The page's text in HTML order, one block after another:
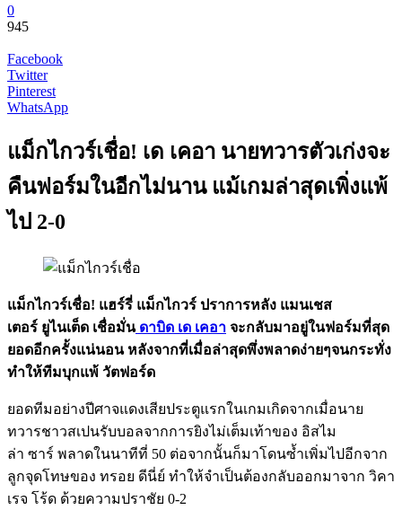
0
945
Facebook
Twitter
Pinterest
WhatsApp
แม็กไกวร์เชื่อ! เด เคอา นายทวารตัวเก่งจะ
คืนฟอร์มในอีกไม่นาน แม้เกมล่าสุดเพิ่งแพ้
ไป 2-0
แม็กไกวร์เชื่อ! แฮร์รี่ แม็กไกวร์ ปราการหลัง แมนเชส
เตอร์ ยูไนเต็ด เชื่อมั่นดาบิด เด เคอา จะกลับมาอยู่ในฟอร์มที่สุด
ยอดอีกครั้งแน่นอน หลังจากที่เมื่อล่าสุดพึ่งพลาดง่ายๆจนกระทั่ง
ทำให้ทีมบุกแพ้ วัตฟอร์ด
ยอดทีมอย่างปีศาจแดงเสียประตูแรกในเกมเกิดจากเมื่อนาย
ทวารชาวสเปนรับบอลจากการยิงไม่เต็มเท้าของ อิสไม
ล่า ซาร์ พลาดในนาทีที่ 50 ต่อจากนั้นก็มาโดนซ้ำเพิ่มไปอีกจาก
ลูกจุดโทษของ ทรอย ดีนี่ย์ ทำให้จำเป็นต้องกลับออกมาจาก วิคา
เรจ โร้ด ด้วยความปราชัย 0-2